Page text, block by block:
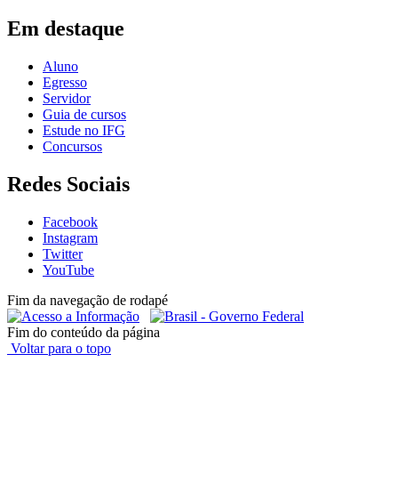
Em destaque
Aluno
Egresso
Servidor
Guia de cursos
Estude no IFG
Concursos
Redes Sociais
Facebook
Instagram
Twitter
YouTube
Fim da navegação de rodapé
Fim do conteúdo da página
Voltar para o topo